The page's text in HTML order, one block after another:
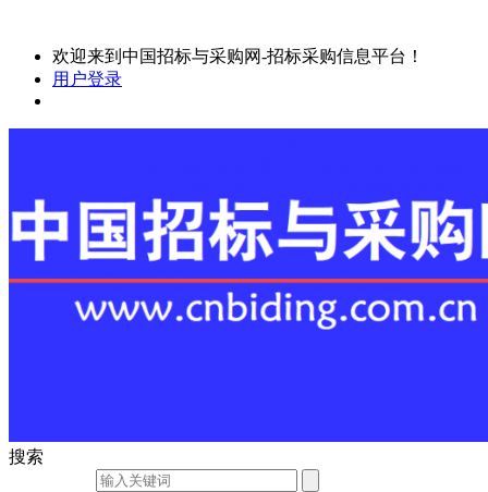
欢迎来到中国招标与采购网-招标采购信息平台！
用户登录
搜索